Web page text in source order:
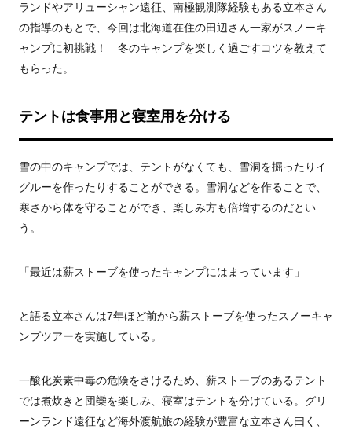
ランドやアリューシャン遠征、南極観測隊経験もある立本さん
の指導のもとで、今回は北海道在住の田辺さん一家がスノーキ
ャンプに初挑戦！ 冬のキャンプを楽しく過ごすコツを教えて
もらった。
テントは食事用と寝室用を分ける
雪の中のキャンプでは、テントがなくても、雪洞を掘ったりイ
グルーを作ったりすることができる。雪洞などを作ることで、
寒さから体を守ることができ、楽しみ方も倍増するのだとい
う。
「最近は薪ストーブを使ったキャンプにはまっています」
と語る立本さんは7年ほど前から薪ストーブを使ったスノーキャ
ンプツアーを実施している。
一酸化炭素中毒の危険をさけるため、薪ストーブのあるテント
では煮炊きと団欒を楽しみ、寝室はテントを分けている。グリ
ーンランド遠征など海外渡航旅の経験が豊富な立本さん曰く、